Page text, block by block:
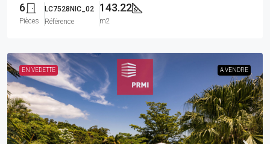
6
Pièces
LC7528NIC_02
Référence
143.22
m2
EN VEDETTE A VENDRE